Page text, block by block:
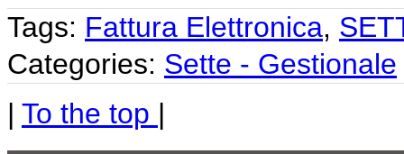
Tags: Fattura Elettronica,
Categories: Sette - Gestionale
| To the top |